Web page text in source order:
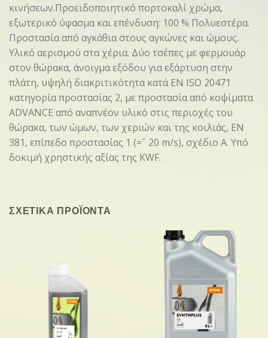
κινήσεων.Προειδοποιητικό πορτοκαλί χρώμα,
εξωτερικό ύφασμα και επένδυση: 100 % Πολυεστέρα.
Προστασία από αγκάθια στους αγκώνες και ώμους.
Υλικό αερισμού στα χέρια. Δύο τσέπες με φερμουάρ
στον θώρακα, άνοιγμα εξόδου για εξάρτυση στην
πλάτη, υψηλή διακριτικότητα κατά EN ISO 20471
κατηγορία προστασίας 2, με προστασία από κοψίματα
ADVANCE από αναπνέον υλικό στις περιοχές του
θώρακα, των ώμων, των χεριών και της κοιλιάς, EN
381, επίπεδο προστασίας 1 (=ˆ 20 m/s), σχέδιο A. Υπό
δοκιμή χρηστικής αξίας της KWF.
ΣΧΕΤΙΚΑ ΠΡΟΪΟΝΤΑ